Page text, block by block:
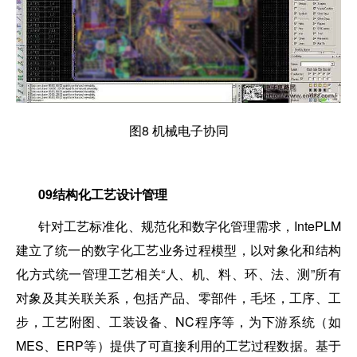
图8 机械电子协同
09结构化工艺设计管理
针对工艺标准化、规范化和数字化管理需求，IntePLM
建立了统一的数字化工艺业务过程模型，以对象化和结构
化方式统一管理工艺相关“人、机、料、环、法、测”所有
对象及其关联关系，包括产品、零部件，毛坯，工序、工
步，工艺附图、工装设备、NC程序等，为下游系统（如
MES、ERP等）提供了可直接利用的工艺过程数据。基于